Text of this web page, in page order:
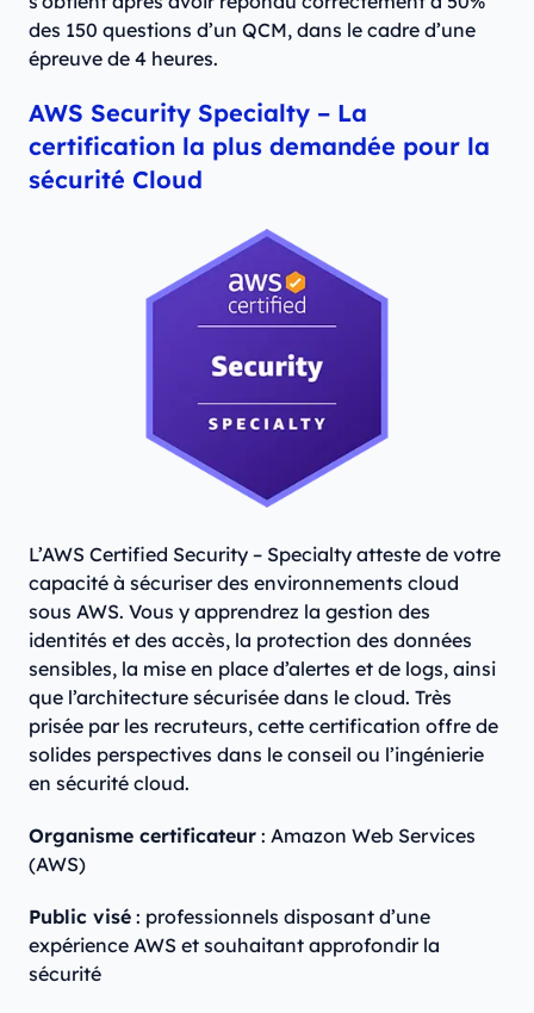
des 150 questions d’un QCM, dans le cadre d’une
épreuve de 4 heures.
AWS Security Specialty – La
certification la plus demandée pour la
sécurité Cloud
L’AWS Certified Security – Specialty atteste de votre
capacité à sécuriser des environnements cloud
sous AWS. Vous y apprendrez la gestion des
identités et des accès, la protection des données
sensibles, la mise en place d’alertes et de logs, ainsi
que l’architecture sécurisée dans le cloud. Très
prisée par les recruteurs, cette certification offre de
solides perspectives dans le conseil ou l’ingénierie
en sécurité cloud.
Organisme certificateur : Amazon Web Services
(AWS)
Public visé : professionnels disposant d’une
expérience AWS et souhaitant approfondir la
sécurité